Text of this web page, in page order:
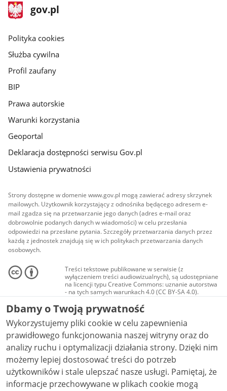
stopka
gov.pl
Strona
gov.pl
gov.pl
Polityka cookies
Służba cywilna
Profil zaufany
BIP
Prawa autorskie
Warunki korzystania
Geoportal
Deklaracja dostępności serwisu Gov.pl
Ustawienia prywatności
Strony dostępne w domenie www.gov.pl mogą zawierać adresy skrzynek
mailowych. Użytkownik korzystający z odnośnika będącego adresem e-
mail zgadza się na przetwarzanie jego danych (adres e-mail oraz
dobrowolnie podanych danych w wiadomości) w celu przesłania
odpowiedzi na przesłane pytania. Szczegóły przetwarzania danych przez
każdą z jednostek znajdują się w ich politykach przetwarzania danych
osobowych.
Treści tekstowe publikowane w serwisie (z
wyłączeniem treści audiowizualnych), są udostępniane
na licencji typu Creative Commons: uznanie autorstwa
- na tych samych warunkach 4.0 (CC BY-SA 4.0).
Materiały audiowizualne, w tym zdjęcia, materiały
audio i wideo, są udostępniane na licencji typu
Creative Commons: uznanie autorstwa użycie
niekomercyjne - bez utworów zależnych 4.0 (CC BY-
NC-ND 4.0), o ile nie jest to stwierdzone inaczej.
Dbamy o Twoją prywatność
Wykorzystujemy pliki cookie w celu zapewnienia
prawidłowego funkcjonowania naszej witryny oraz do
analizy ruchu i optymalizacji działania strony. Dzięki nim
możemy lepiej dostosować treści do potrzeb
użytkowników i stale ulepszać nasze usługi. Pamiętaj, że
informacje przechowywane w plikach cookie mogą